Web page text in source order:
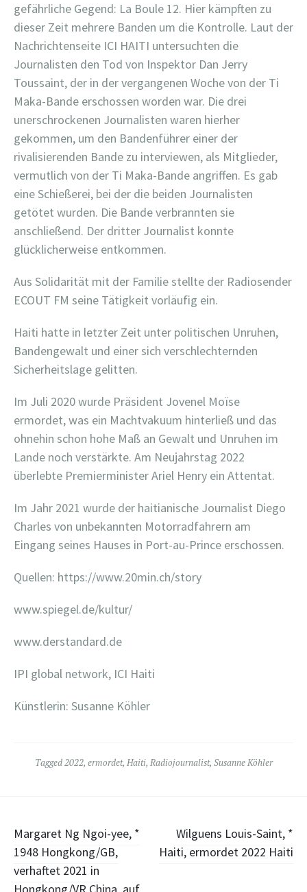
gefährliche Gegend: La Boule 12. Hier kämpften zu
dieser Zeit mehrere Banden um die Kontrolle. Laut der
Nachrichtenseite ICI HAITI untersuchten die
Journalisten den Tod von Inspektor Dan Jerry
Toussaint, der in der vergangenen Woche von der Ti
Maka-Bande erschossen worden war. Die drei
unerschrockenen Journalisten waren hierher
gekommen, um den Bandenführer einer der
rivalisierenden Bande zu interviewen, als Mitglieder,
vermutlich von der Ti Maka-Bande angriffen. Es gab
eine Schießerei, bei der die beiden Journalisten
getötet wurden. Die Bande verbrannten sie
anschließend. Der dritter Journalist konnte
glücklicherweise entkommen.
Aus Solidarität mit der Familie stellte der Radiosender
ECOUT FM seine Tätigkeit vorläufig ein.
Haiti hatte in letzter Zeit unter politischen Unruhen,
Bandengewalt und einer sich verschlechternden
Sicherheitslage gelitten.
Im Juli 2020 wurde Präsident Jovenel Moïse
ermordet, was ein Machtvakuum hinterließ und das
ohnehin schon hohe Maß an Gewalt und Unruhen im
Lande noch verstärkte. Am Neujahrstag 2022
überlebte Premierminister Ariel Henry ein Attentat.
Im Jahr 2021 wurde der haitianische Journalist Diego
Charles von unbekannten Motorradfahrern am
Eingang seines Hauses in Port-au-Prince erschossen.
Quellen: https://www.20min.ch/story
www.spiegel.de/kultur/
www.derstandard.de
IPI global network, ICI Haiti
Künstlerin: Susanne Köhler
Tagged2022, ermordet, Haiti, Radiojournalist, Susanne Köhler
Post
navigation
Margaret Ng Ngoi-yee, *
1948 Hongkong/GB,
verhaftet 2021 in
Wilguens Louis-Saint, *
Haiti, ermordet 2022 Haiti